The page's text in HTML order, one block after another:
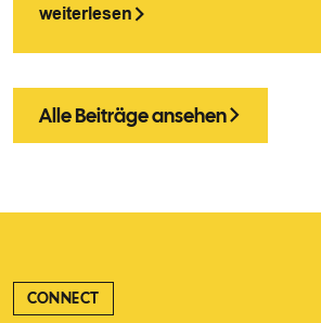
weiterlesen
Alle Beiträge ansehen
CONNECT